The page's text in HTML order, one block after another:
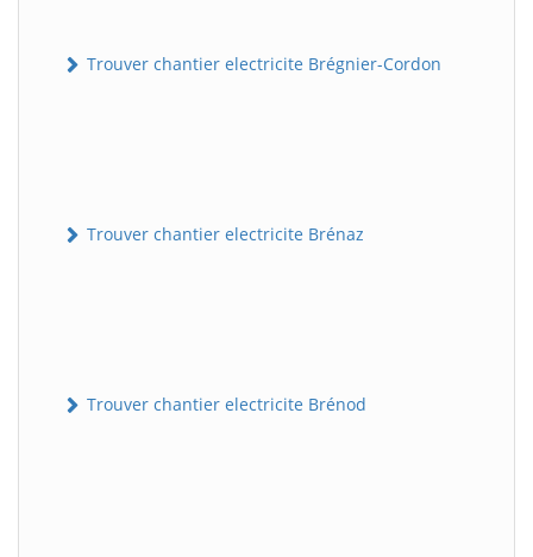
Trouver chantier electricite Brégnier-Cordon
Trouver chantier electricite Brénaz
Trouver chantier electricite Brénod